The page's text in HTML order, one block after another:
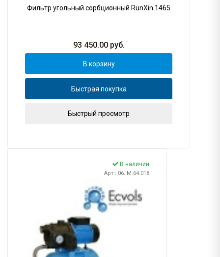
Фильтр угольный сорбционный RunXin 1465
93 450.00руб.
В корзину
Быстрая покупка
Быстрый просмотр
В наличии
Арт.: 06.IM.64.018